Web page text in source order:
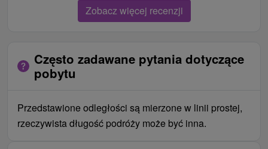
Zobacz więcej recenzji
Często zadawane pytania dotyczące
pobytu
Przedstawione odległości są mierzone w linii prostej,
rzeczywista długość podróży może być inna.